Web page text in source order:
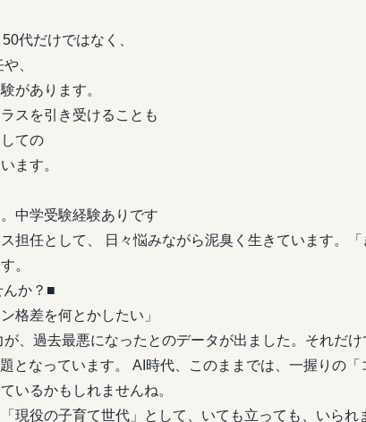
代だけではなく、
、
あります。
を引き受けることも
ての
ます。
中学受験経験ありです
担任として、 日々悩みながら泥臭く生きています。
。
か？■
格差を何とかしたい」
、過去最悪になったとのデータが出ました。それだけ
となっています。 AI時代、このままでは、一握りの
いるかもしれませんね。
現役の子育て世代」として、いても立っても、いら